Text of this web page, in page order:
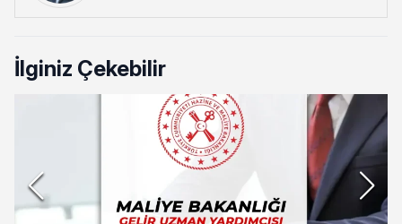
İlginiz Çekebilir